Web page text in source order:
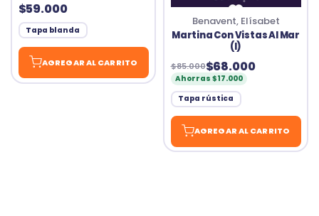
$59.000
Tapa blanda
AGREGAR AL CARRITO
Benavent, Elísabet
Martina Con Vistas Al Mar
(I)
$85.000$68.000
Ahorras $17.000
Tapa rústica
AGREGAR AL CARRITO